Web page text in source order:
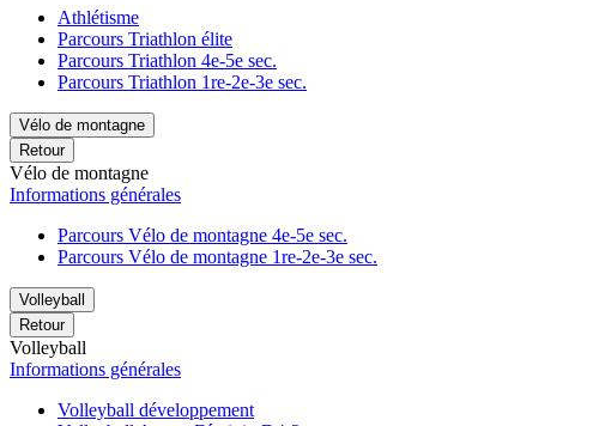
Athlétisme
Parcours Triathlon élite
Parcours Triathlon 4e-5e sec.
Parcours Triathlon 1re-2e-3e sec.
Vélo de montagne
Retour
Vélo de montagne
Informations générales
Parcours Vélo de montagne 4e-5e sec.
Parcours Vélo de montagne 1re-2e-3e sec.
Volleyball
Retour
Volleyball
Informations générales
Volleyball développement